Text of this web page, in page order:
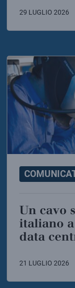
29 LUGLIO 2026
Un cavo superconduttore
italiano
data
21 LUGLIO 2026